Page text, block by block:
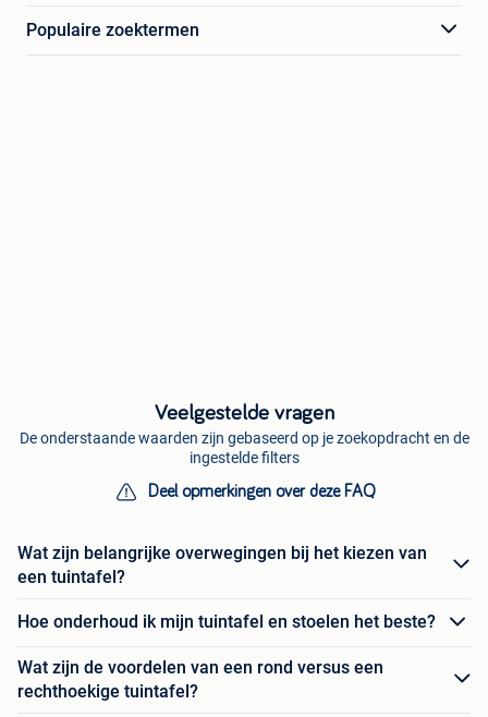
Populaire zoektermen
Veelgestelde vragen
De onderstaande waarden zijn gebaseerd op je zoekopdracht en de
ingestelde filters
Deel opmerkingen over deze FAQ
Wat zijn belangrijke overwegingen bij het kiezen van
een tuintafel?
Hoe onderhoud ik mijn tuintafel en stoelen het beste?
Wat zijn de voordelen van een rond versus een
rechthoekige tuintafel?